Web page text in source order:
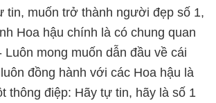
tin, muốn trở thành người đẹp số 1,
Hoa hậu chính là có chung quan
Luôn mong muốn dẫn đầu về cái
đồng hành với các Hoa hậu là
thông điệp: Hãy tự tin, hãy là số 1